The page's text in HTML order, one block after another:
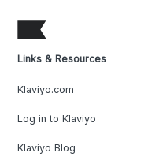
Links & Resources
Klaviyo.com
Log in to Klaviyo
Klaviyo Blog